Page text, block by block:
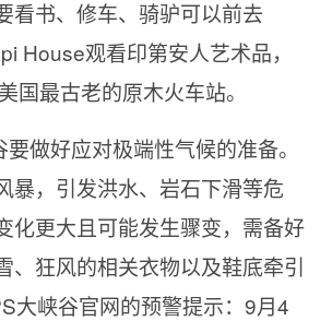
看书、修车、骑驴可以前去
House观看印第安人艺术品，
国最古老的原木火车站。
做好应对极端性气候的准备。
暴，引发洪水、岩石下滑等危
化更大且可能发生骤变，需备好
、狂风的相关衣物以及鞋底牵引
大峡谷官网的预警提示：9月4